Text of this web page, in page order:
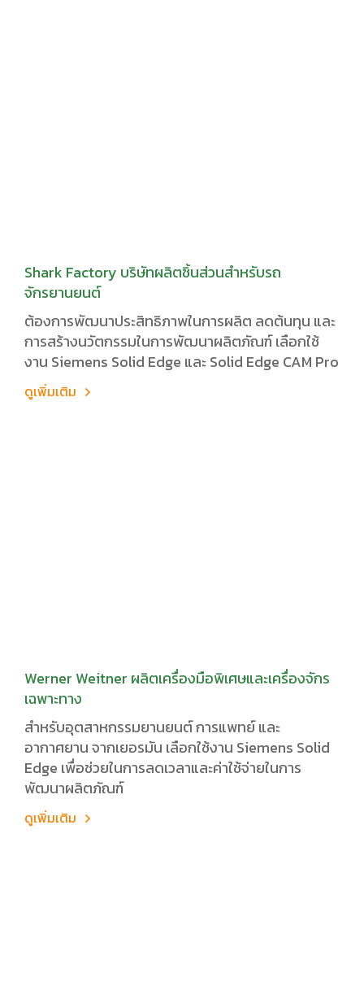
Shark Factory บริษัทผลิตชิ้นส่วนสำหรับรถ
จักรยานยนต์
ต้องการพัฒนาประสิทธิภาพในการผลิต ลดต้นทุน และ
การสร้างนวัตกรรมในการพัฒนาผลิตภัณฑ์ เลือกใช้
งาน Siemens Solid Edge และ Solid Edge CAM Pro
ดูเพิ่มเติม
Werner Weitner ผลิตเครื่องมือพิเศษและเครื่องจักร
เฉพาะทาง
สำหรับอุตสาหกรรมยานยนต์ การแพทย์ และ
อากาศยาน จากเยอรมัน เลือกใช้งาน Siemens Solid
Edge เพื่อช่วยในการลดเวลาและค่าใช้จ่ายในการ
พัฒนาผลิตภัณฑ์
ดูเพิ่มเติม